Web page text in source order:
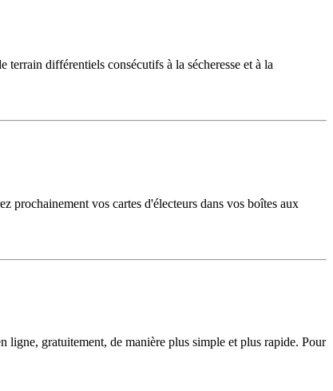
terrain différentiels consécutifs à la sécheresse et à la
prochainement vos cartes d'électeurs dans vos boîtes aux
ligne, gratuitement, de manière plus simple et plus rapide. Pour